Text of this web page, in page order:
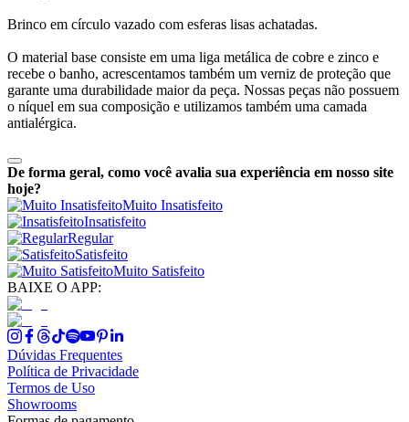
Brinco em círculo vazado com esferas lisas achatadas.
O material base consiste em uma liga metálica de cobre e zinco e
recebe o banho, acrescentamos também um verniz de proteção que
garante uma durabilidade maior da peça. Nossas peças não possuem
o níquel em sua composição e utilizamos também uma camada
antialérgica.
De forma geral, como você avalia sua experiência em nosso site
hoje?
Muito Insatisfeito
Insatisfeito
Regular
Satisfeito
Muito Satisfeito
BAIXE O APP:
Dúvidas Frequentes
Política de Privacidade
Termos de Uso
Showrooms